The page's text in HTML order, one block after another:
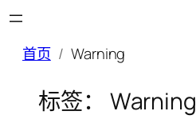
首页 Warning
标签： Warning